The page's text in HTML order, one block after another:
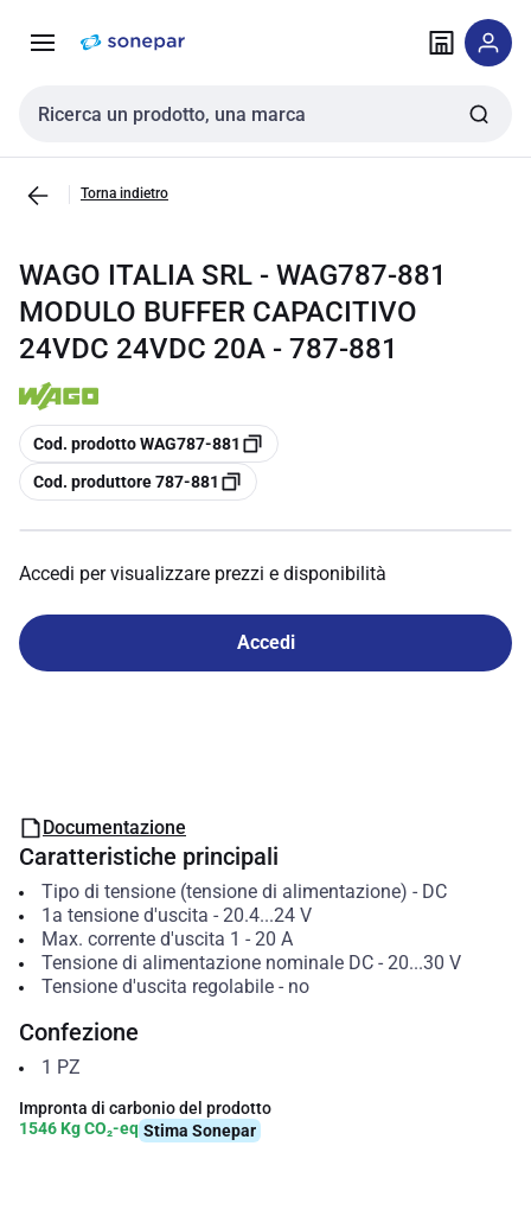
navigazione alla
Cerca input
Torna indietro
WAGO ITALIA SRL - WAG787-881
MODULO BUFFER CAPACITIVO
24VDC 24VDC 20A - 787-881
copia
Cod. prodotto WAG787-881
copia
Cod. produttore 787-881
Accedi per visualizzare prezzi e disponibilità
Accedi
Documentazione
Caratteristiche principali
Tipo di tensione (tensione di alimentazione) - DC
1a tensione d'uscita - 20.4...24 V
Max. corrente d'uscita 1 - 20 A
Tensione di alimentazione nominale DC- 20...30 V
Tensione d'uscita regolabile- no
Confezione
1 PZ
Impronta di carbonio del prodotto
1546 Kg CO₂-eq Stima Sonepar